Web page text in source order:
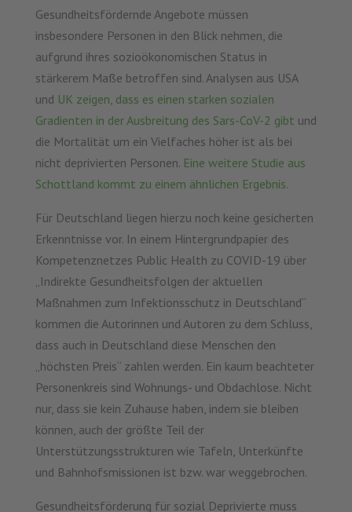
Gesundheitsfördernde Angebote müssen
insbesondere Personen in den Blick nehmen, die
aufgrund ihres sozioökonomischen Status in
stärkerem Maße betroffen sind. Analysen aus USA
und UK zeigen, dass es einen starken sozialen
Gradienten in der Ausbreitung des Sars-CoV-2 gibt und
die Mortalität um ein Vielfaches höher ist als bei
nicht deprivierten Personen. Eine weitere Studie aus
Schottland kommt zu einem ähnlichen Ergebnis.
Für Deutschland liegen hierzu noch keine gesicherten
Erkenntnisse vor. In einem Hintergrundpapier des
Kompetenznetzes Public Health zu COVID-19 über
„Indirekte Gesundheitsfolgen der aktuellen
Maßnahmen zum Infektionsschutz in Deutschland“
kommen die Autorinnen und Autoren zu dem Schluss,
dass auch in Deutschland diese Menschen den
„höchsten Preis“ zahlen werden. Ein kaum beachteter
Personenkreis sind Wohnungs- und Obdachlose. Nicht
nur, dass sie kein Zuhause haben, indem sie bleiben
können, auch der größte Teil der
Unterstützungsstrukturen wie Tafeln, Unterkünfte
und Bahnhofsmissionen ist bzw. war weggebrochen.
Gesundheitsförderung für sozial Deprivierte muss